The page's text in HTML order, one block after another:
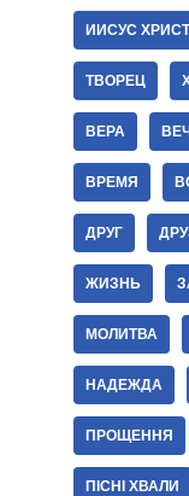
ИИСУС
ТВОРЕЦ
ВЕРА
ВРЕМЯ
ДРУГ
ЖИЗНЬ
МОЛИТВА
НАДЕЖДА
ПРОЩЕННЯ
ПІСНІ ХВАЛИ